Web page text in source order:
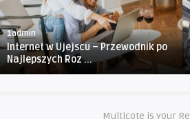
1admin
Internet w Ujejscu – Przewodnik po
Najlepszych Roz ...
Multicote is your